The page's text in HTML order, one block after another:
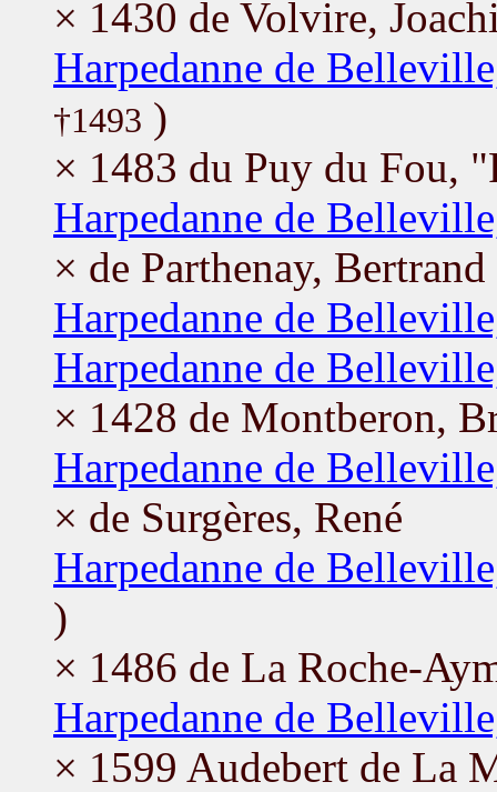
× 1430 de Volvire,
Harpedanne de
†1493 )
× 1483 du Puy du Fou,
Harpedanne de
× de Parthenay, Bertrand
Harpedanne de
Harpedanne de
× 1428 de Montberon,
Harpedanne de
× de Surgères, René
Harpedanne de
)
× 1486 de La Roche-
Harpedanne de
× 1599 Audebert de La